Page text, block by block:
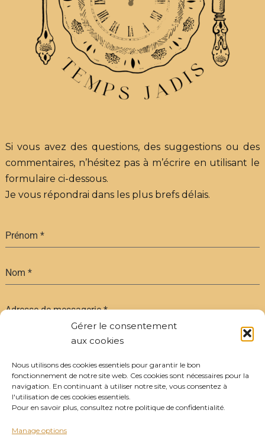
Gérer le consentement
aux cookies
Nous utilisons des cookies essentiels pour garantir le bon
fonctionnement de notre site web. Ces cookies sont nécessaires pour la
navigation. En continuant à utiliser notre site, vous consentez à
l'utilisation de ces cookies essentiels.
Pour en savoir plus, consultez notre politique de confidentialité.
Manage options
Si vous avez des questions, des suggestions ou des
commentaires, n’hésitez pas à m’écrire en utilisant le
formulaire ci-dessous.
Je vous répondrai dans les plus brefs délais.
Prénom *
Nom *
Adresse de messagerie*